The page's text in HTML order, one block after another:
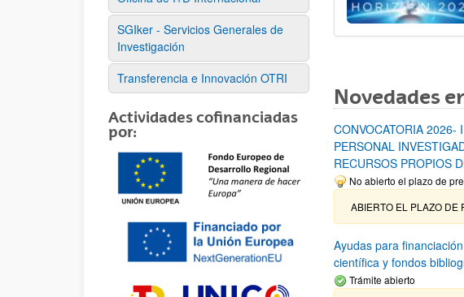
SGIker - Servicios Generales de
Investigación
Transferencia e Innovación OTRI
Actividades cofinanciadas
por:
Novedades
CONVOCATORIA 2026-
PERSONAL
RECURSOS PROPIOS
No abierto el plazo de
ABIERTO EL PLAZO DE
Ayudas para
científica y fondos
Trámite abierto